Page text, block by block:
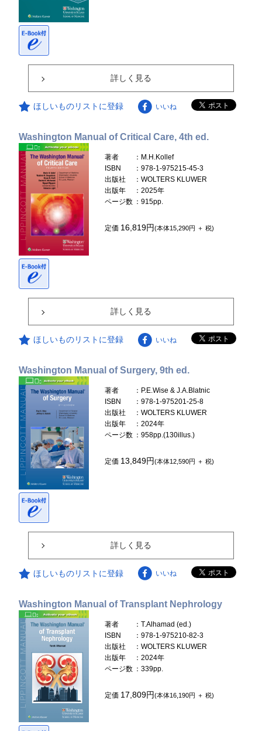
詳しく見る
ほしいものリストに登録 いいね
Washington Manual of Critical Care, 4th ed.
著者
：M.H.Kollef
ISBN
：978-1-975215-45-3
出版社
：WOLTERS KLUWER
出版年
：2025年
ページ数 ：915pp.
定価 16,819円(本体15,290円 ＋ 税)
詳しく見る
ほしいものリストに登録 いいね
Washington Manual of Surgery, 9th ed.
著者
：P.E.Wise & J.A.Blatnic
ISBN
：978-1-975201-25-8
出版社
：WOLTERS KLUWER
出版年
：2024年
ページ数 ：958pp.(130illus.)
定価 13,849円(本体12,590円 ＋ 税)
詳しく見る
ほしいものリストに登録 いいね
Washington Manual of Transplant Nephrology
著者
：T.Alhamad (ed.)
ISBN
：978-1-975210-82-3
出版社
：WOLTERS KLUWER
出版年
：2024年
ページ数 ：339pp.
定価 17,809円(本体16,190円 ＋ 税)